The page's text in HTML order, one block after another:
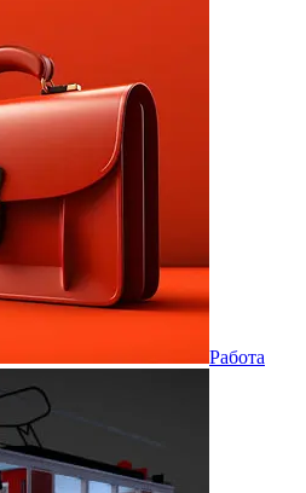
Работа